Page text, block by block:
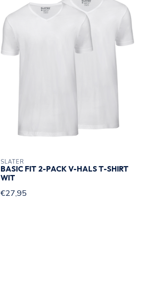
SLATER
BASIC FIT 2-PACK V-HALS T-SHIRT
WIT
€27,95